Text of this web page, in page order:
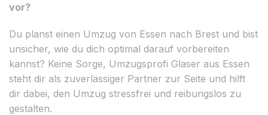
vor?
Du planst einen Umzug von Essen nach Brest und bist
unsicher, wie du dich optimal darauf vorbereiten
kannst? Keine Sorge, Umzugsprofi Glaser aus Essen
steht dir als zuverlässiger Partner zur Seite und hilft
dir dabei, den Umzug stressfrei und reibungslos zu
gestalten.